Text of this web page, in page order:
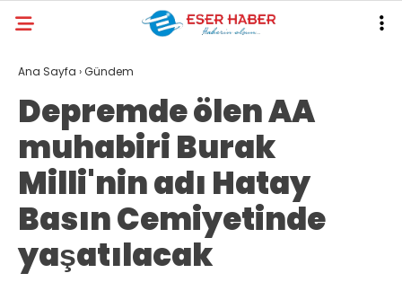
GALERİ VİDEO YAZARLAR
ANTALYA
EKONOMI
POLITIKA
DÜNYA
Ana Sayfa ›Gündem
Depremde ölen AA
muhabiri Burak
Milli'nin adı Hatay
Basın Cemiyetinde
yaşatılacak